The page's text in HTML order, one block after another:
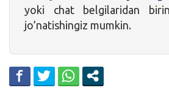
yoki chat belgilaridan
jo’natishingiz mumkin.